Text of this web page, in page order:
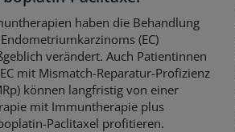
haben die Behandlung
(EC)
verändert. Auch Patientinnen
mit Mismatch-Reparatur-Profizienz
können langfristig von einer
mit Immuntherapie plus
Paclitaxel profitieren.